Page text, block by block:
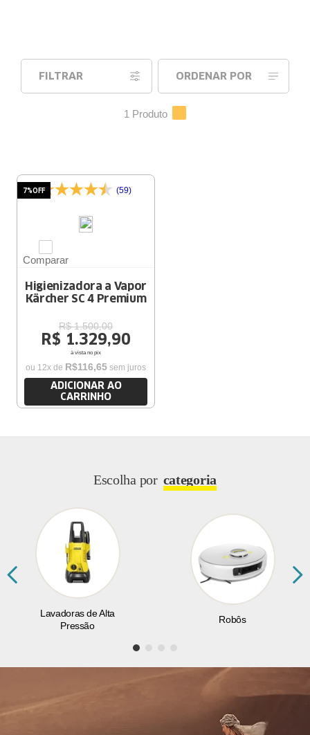
FILTRAR ORDENAR POR
1 Produto
(59)
Comparar
Higienizadora a Vapor
Kärcher SC 4 Premium
7%OFF
R$ 1.500,00
R$ 1.329,90
à vista no pix
ou 12x de R$116,65sem juros
ADICIONAR AO
CARRINHO
Escolha por categoria
Lavadoras de Alta
Pressão
Robôs